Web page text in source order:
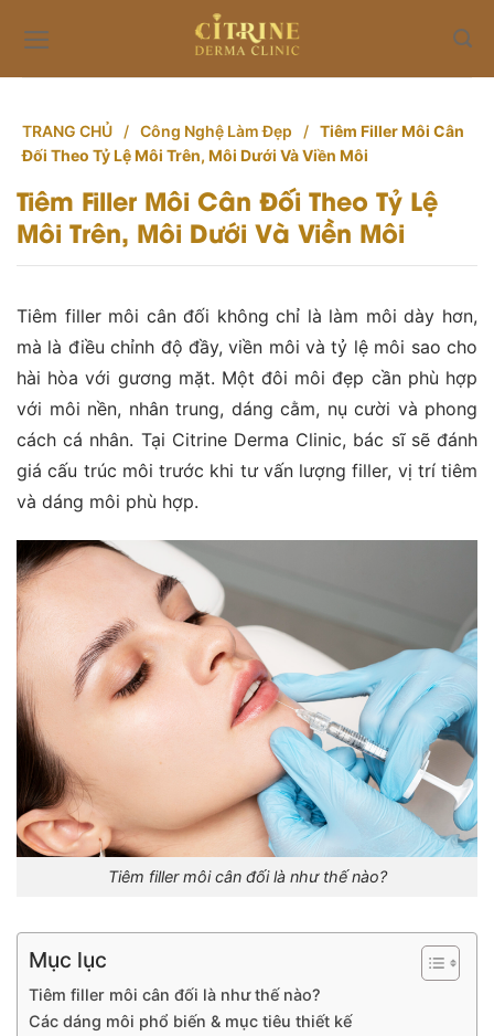
content
TRANG CHỦ / Công Nghệ Làm Đẹp / Tiêm Filler Môi Cân
Đối Theo Tỷ Lệ Môi Trên, Môi Dưới Và Viền Môi
Tiêm Filler Môi Cân Đối Theo Tỷ Lệ
Môi Trên, Môi Dưới Và Viền Môi
Tiêm filler môi cân đối không chỉ là làm môi dày hơn,
mà là điều chỉnh độ đầy, viền môi và tỷ lệ môi sao cho
hài hòa với gương mặt. Một đôi môi đẹp cần phù hợp
với môi nền, nhân trung, dáng cằm, nụ cười và phong
cách cá nhân. Tại Citrine Derma Clinic, bác sĩ sẽ đánh
giá cấu trúc môi trước khi tư vấn lượng filler, vị trí tiêm
và dáng môi phù hợp.
Tiêm filler môi cân đối là như thế nào?
Mục lục
Tiêm filler môi cân đối là như thế nào?
Các dáng môi phổ biến & mục tiêu thiết kế